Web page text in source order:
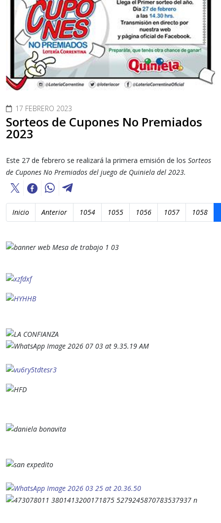
17 FEBRERO 2023
Sorteos de Cupones No Premiados
2023
Este 27 de febrero se realizará la primera emisión de los Sorteos
de Cupones No Premiados del juego de Quiniela del 2023.
Inicio Anterior 1054 1055 1056 1057 1058